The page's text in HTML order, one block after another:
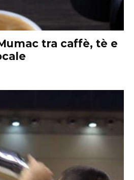
tra caffè, tè e